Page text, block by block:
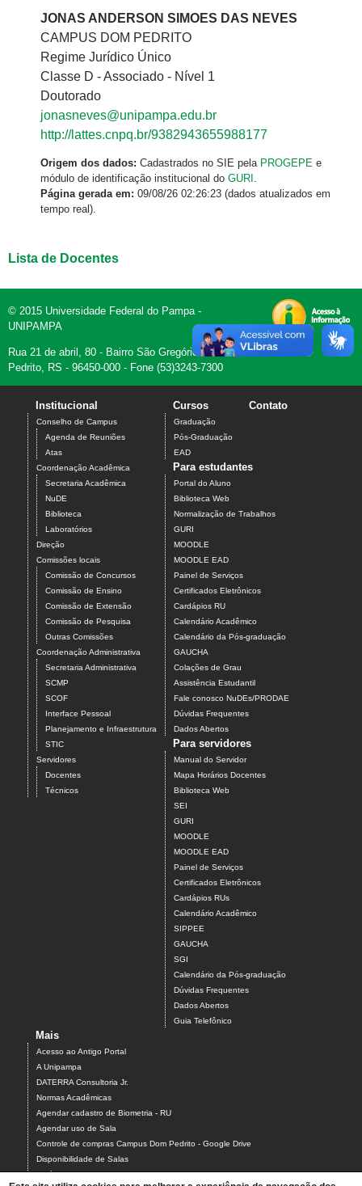
JONAS ANDERSON SIMOES DAS NEVES
CAMPUS DOM PEDRITO
Regime Jurídico Único
Classe D - Associado - Nível 1
Doutorado
jonasneves@unipampa.edu.br
http://lattes.cnpq.br/9382943655988177
Origem dos dados: Cadastrados no SIE pela PROGEPE e
módulo de identificação institucional do GURI .
Página gerada em: 09/08/26 02:26:23 (dados atualizados em
tempo real).
Lista de Docentes
© 2015 Universidade Federal do Pampa -
UNIPAMPA
Rua 21 de abril, 80 - Bairro São Gregório - Dom
Pedrito, RS - 96450-000 - Fone (53)3243-7300
Institucional
Conselho de Campus
Agenda de Reuniões
Atas
Coordenação Acadêmica
Secretaria Acadêmica
NuDE
Biblioteca
Laboratórios
Direção
Comissões locais
Comissão de Concursos
Comissão de Ensino
Comissão de Extensão
Comissão de Pesquisa
Outras Comissões
Coordenação Administrativa
Secretaria Administrativa
SCMP
SCOF
Interface Pessoal
Planejamento e Infraestrutura
STIC
Servidores
Docentes
Técnicos
Cursos
Graduação
Pós-Graduação
EAD
Contato
Para estudantes
Portal do Aluno
Biblioteca Web
Normalização de Trabalhos
GURI
MOODLE
MOODLE EAD
Painel de Serviços
Certificados Eletrônicos
Cardápios RU
Calendário Acadêmico
Calendário da Pós-graduação
GAUCHA
Colações de Grau
Assistência Estudantil
Fale conosco NuDEs/PRODAE
Dúvidas Frequentes
Dados Abertos
Para servidores
Manual do Servidor
Mapa Horários Docentes
Biblioteca Web
SEI
GURI
MOODLE
MOODLE EAD
Painel de Serviços
Certificados Eletrônicos
Cardápios RUs
Calendário Acadêmico
SIPPEE
GAUCHA
SGI
Calendário da Pós-graduação
Dúvidas Frequentes
Dados Abertos
Guia Telefônico
Mais
Acesso ao Antigo Portal
A Unipampa
DATERRA Consultoria Jr.
Normas Acadêmicas
Agendar cadastro de Biometria - RU
Agendar uso de Sala
Controle de compras Campus Dom Pedrito - Google Drive
Disponibilidade de Salas
Estágios